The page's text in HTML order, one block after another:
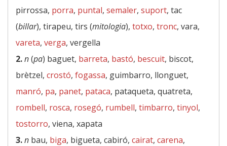
pirrossa, porra, puntal, semaler, suport, tac
(billar), tirapeu, tirs (mitologia), totxo, tronc, vara,
vareta, verga, vergella
2.n(pa) baguet, barreta, bastó, bescuit, biscot,
brètzel, crostó, fogassa, guimbarro, llonguet,
manró, pa, panet, pataca, pataqueta, quatreta,
rombell, rosca, rosegó, rumbell, timbarro, tinyol,
tostorro, viena, xapata
3.n bau, biga, bigueta, cabiró, cairat, carena,